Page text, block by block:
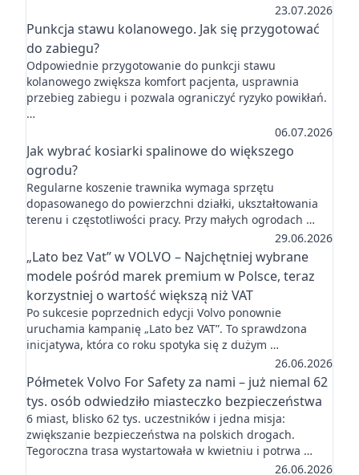
23.07.2026
Punkcja stawu kolanowego. Jak się przygotować
do zabiegu?
Odpowiednie przygotowanie do punkcji stawu
kolanowego zwiększa komfort pacjenta, usprawnia
przebieg zabiegu i pozwala ograniczyć ryzyko powikłań.
…
06.07.2026
Jak wybrać kosiarki spalinowe do większego
ogrodu?
Regularne koszenie trawnika wymaga sprzętu
dopasowanego do powierzchni działki, ukształtowania
terenu i częstotliwości pracy. Przy małych ogrodach …
29.06.2026
„Lato bez Vat” w VOLVO – Najchętniej wybrane
modele pośród marek premium w Polsce, teraz
korzystniej o wartość większą niż VAT
Po sukcesie poprzednich edycji Volvo ponownie
uruchamia kampanię „Lato bez VAT”. To sprawdzona
inicjatywa, która co roku spotyka się z dużym …
26.06.2026
Półmetek Volvo For Safety za nami – już niemal 62
tys. osób odwiedziło miasteczko bezpieczeństwa
6 miast, blisko 62 tys. uczestników i jedna misja:
zwiększanie bezpieczeństwa na polskich drogach.
Tegoroczna trasa wystartowała w kwietniu i potrwa …
26.06.2026